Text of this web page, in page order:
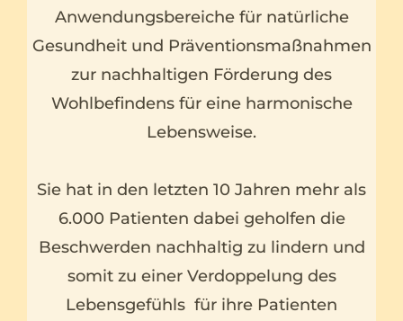
Anwendungsbereiche für natürliche
Gesundheit und Präventionsmaßnahmen
zur nachhaltigen Förderung des
Wohlbefindens für eine harmonische
Lebensweise.
Sie hat in den letzten 10 Jahren mehr als
6.000 Patienten dabei geholfen die
Beschwerden nachhaltig zu lindern und
somit zu einer Verdoppelung des
Lebensgefühls für ihre Patienten